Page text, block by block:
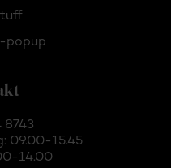
popup
8743
09.00-15.45
14.00